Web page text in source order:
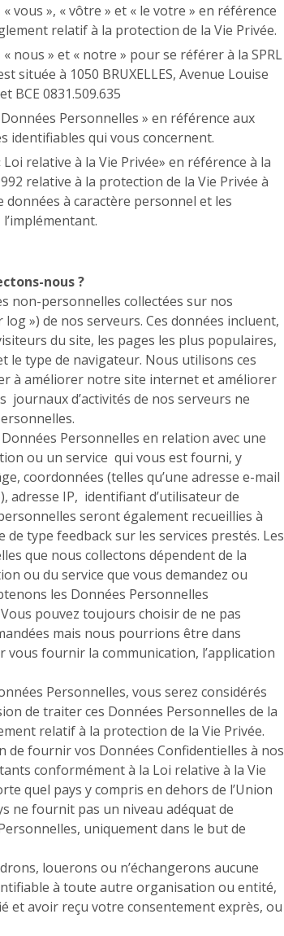
vous », « vôtre » et « le votre » en référence
relatif à la protection de la Vie Privée.
nous » et « notre » pour se référer à la SPRL
située à 1050 BRUXELLES, Avenue Louise
BCE 0831.509.635
Personnelles » en référence aux
identifiables qui vous concernent.
relative à la Vie Privée» en référence à la
relative à la protection de la Vie Privée à
données à caractère personnel et les
nous ?
non-personnelles collectées sur nos
log ») de nos serveurs. Ces données incluent,
du site, les pages les plus populaires,
le type de navigateur. Nous utilisons ces
à améliorer notre site internet et améliorer
journaux d’activités de nos serveurs ne
Personnelles en relation avec une
ou un service qui vous est fourni, y
coordonnées (telles qu’une adresse e-mail
adresse IP, identifiant d’utilisateur de
seront également recueillies à
de type feedback sur les services prestés. Les
que nous collectons dépendent de la
ou du service que vous demandez ou
les Données Personnelles
pouvez toujours choisir de ne pas
mais nous pourrions être dans
vous fournir la communication, l’application
Personnelles, vous serez considérés
de traiter ces Données Personnelles de la
relatif à la protection de la Vie Privée.
fournir vos Données Confidentielles à nos
conformément à la Loi relative à la Vie
quel pays y compris en dehors de l’Union
ne fournit pas un niveau adéquat de
uniquement dans le but de
louerons ou n’échangerons aucune
à toute autre organisation ou entité,
et avoir reçu votre consentement exprès, ou